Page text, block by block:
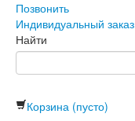
Позвонить
Индивидуальный заказ
Найти
Корзина (пусто)